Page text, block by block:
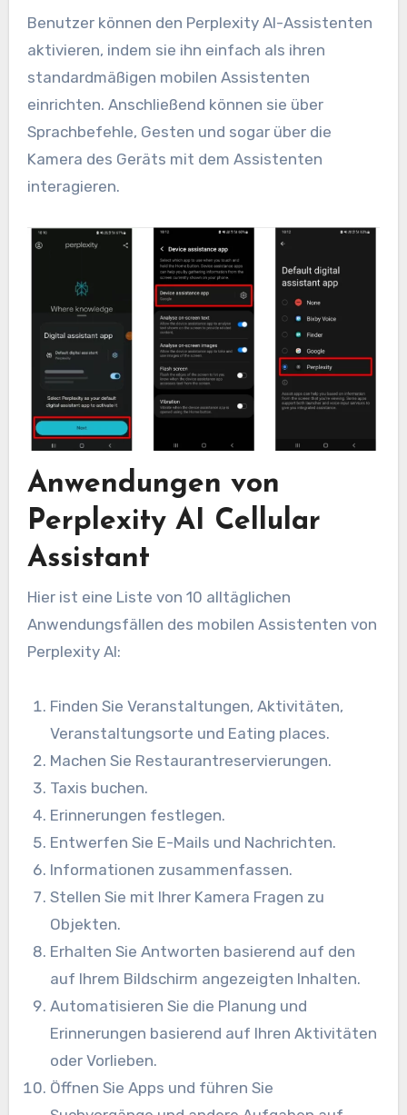
Benutzer können den Perplexity AI-Assistenten
aktivieren, indem sie ihn einfach als ihren
standardmäßigen mobilen Assistenten
einrichten. Anschließend können sie über
Sprachbefehle, Gesten und sogar über die
Kamera des Geräts mit dem Assistenten
interagieren.
Anwendungen von
Perplexity AI Cellular
Assistant
Hier ist eine Liste von 10 alltäglichen
Anwendungsfällen des mobilen Assistenten von
Perplexity AI:
Finden Sie Veranstaltungen, Aktivitäten,
Veranstaltungsorte und Eating places.
Machen Sie Restaurantreservierungen.
Taxis buchen.
Erinnerungen festlegen.
Entwerfen Sie E-Mails und Nachrichten.
Informationen zusammenfassen.
Stellen Sie mit Ihrer Kamera Fragen zu
Objekten.
Erhalten Sie Antworten basierend auf den
auf Ihrem Bildschirm angezeigten Inhalten.
Automatisieren Sie die Planung und
Erinnerungen basierend auf Ihren Aktivitäten
oder Vorlieben.
Öffnen Sie Apps und führen Sie